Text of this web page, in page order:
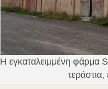
Η εγκαταλειμμένη φάρμα